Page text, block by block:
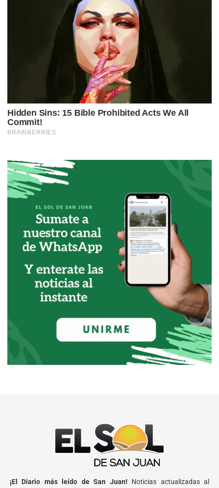
¡El Diario más leído de San Juan! Noticias actualizadas al